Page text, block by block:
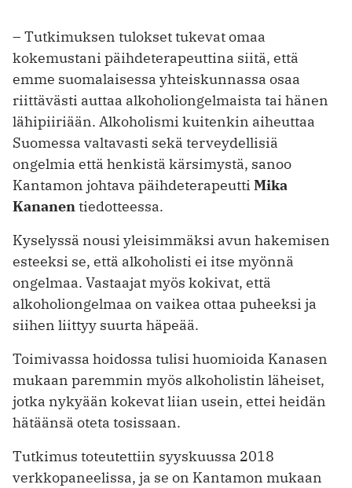
– Tutkimuksen tulokset tukevat omaa
kokemustani päihdeterapeuttina siitä, että
emme suomalaisessa yhteiskunnassa osaa
riittävästi auttaa alkoholiongelmaista tai hänen
lähipiiriään. Alkoholismi kuitenkin aiheuttaa
Suomessa valtavasti sekä terveydellisiä
ongelmia että henkistä kärsimystä, sanoo
Kantamon johtava päihdeterapeutti Mika
Kananentiedotteessa.
Kyselyssä nousi yleisimmäksi avun hakemisen
esteeksi se, että alkoholisti ei itse myönnä
ongelmaa. Vastaajat myös kokivat, että
alkoholiongelmaa on vaikea ottaa puheeksi ja
siihen liittyy suurta häpeää.
Toimivassa hoidossa tulisi huomioida Kanasen
mukaan paremmin myös alkoholistin läheiset,
jotka nykyään kokevat liian usein, ettei heidän
hätäänsä oteta tosissaan.
Tutkimus toteutettiin syyskuussa 2018
verkkopaneelissa, ja se on Kantamon mukaan